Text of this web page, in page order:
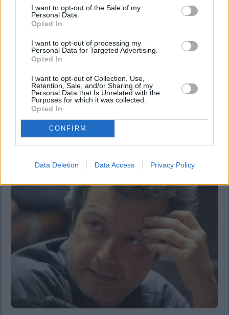
I want to opt-out of the Sale of my
Personal Data.
Opted In
I want to opt-out of processing my
Personal Data for Targeted Advertising.
Opted In
I want to opt-out of Collection, Use,
Retention, Sale, and/or Sharing of my
Personal Data that Is Unrelated with the
Purposes for which it was collected.
Opted In
CONFIRM
Data Deletion Data Access Privacy Policy
Υγεία
Ανεύρυσμα αορτής: Πότε γίνεται εξαιρετικά
επικίνδυνο